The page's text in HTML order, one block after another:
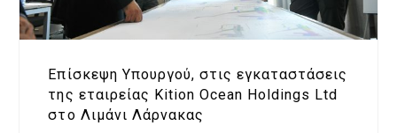
Επίσκεψη Υπουργού, στις εγκαταστάσεις
της εταιρείας Kition Ocean Holdings Ltd
στο Λιμάνι Λάρνακας